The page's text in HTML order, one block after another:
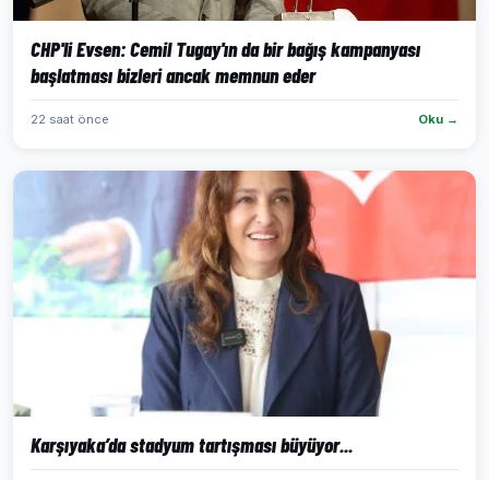
CHP'li Evsen: Cemil Tugay'ın da bir bağış kampanyası
başlatması bizleri ancak memnun eder
22 saat önce Oku →
Karşıyaka’da stadyum tartışması büyüyor...